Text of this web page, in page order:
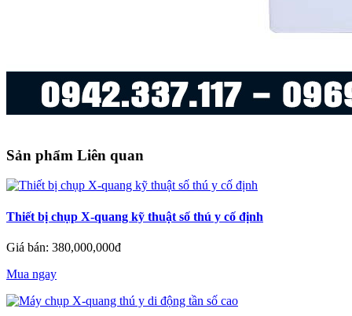
Sản phẩm Liên quan
Thiết bị chụp X-quang kỹ thuật số thú y cố định
Giá bán: 380,000,000đ
Mua ngay